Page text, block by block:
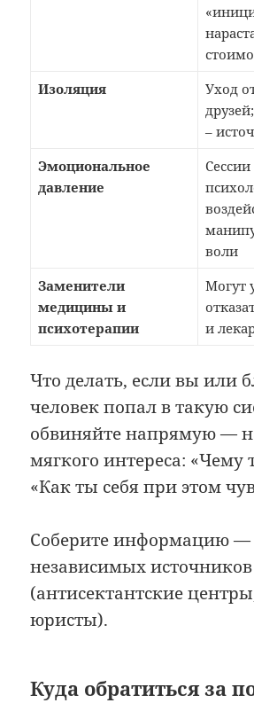
Изоляция
Уход
–
Эмоциональное
давление
Сессии
воли
Заменители
медицины и
психотерапии
Могут
и
Что делать, если вы или
человек попал в такую
обвиняйте напрямую —
мягкого интереса: «Чему
«Как ты себя при этом
Соберите информацию —
независимых источников
(антисектантские
юристы).
Куда обратиться за